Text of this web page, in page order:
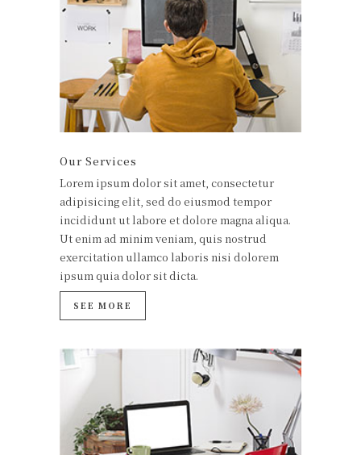
Our Services
Lorem ipsum dolor sit amet, consectetur
adipisicing elit, sed do eiusmod tempor
incididunt ut labore et dolore magna aliqua.
Ut enim ad minim veniam, quis nostrud
exercitation ullamco laboris nisi dolorem
ipsum quia dolor sit dicta.
SEE MORE